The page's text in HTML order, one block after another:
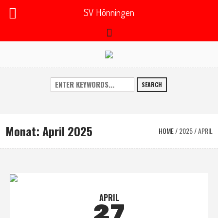
SEARCH
Monat:April 2025 HOME/2025/APRIL
APRIL
SV Hönningen